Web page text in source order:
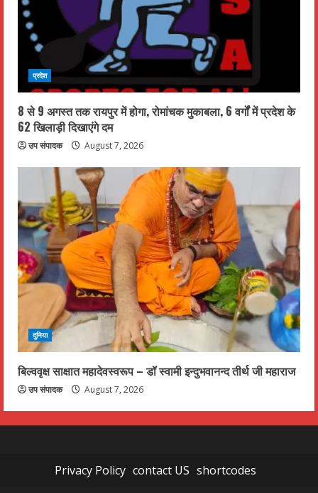
प्रदेश
8 से 9 अगस्त तक रायपुर में होगा, रोमांचक मुकाबला, 6 वर्गों में प्रदेश के
62 खिलाड़ी दिखाएंगे दम
उप संपादक August 7, 2026
दुनिया
बिल्ववृक्ष साक्षात महादेवस्वरूप – डॉ स्वामी इन्दुभवानन्द तीर्थ जी महाराज
उप संपादक August 7, 2026
Privacy Policy contact US shortcodes